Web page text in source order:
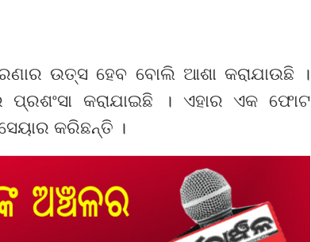
ଉତ୍ସ ହେବ ବୋଲି ଆଶା କରାଯାଉଛି ।
ପ୍ରଶଂସା କରାଯାଇଛି । ଏହାର ଏକ ଫୋଟ
କରିଛନ୍ତି ।